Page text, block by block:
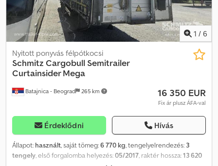
1 / 6
Batajnica - Beograd 265 km
Nyitott ponyvás félpótkocsi
Schmitz Cargobull Semitrailer
Curtainsider Mega
16 350 EUR
Fix ár plusz ÁFA-val
Érdeklődni Hívás
Állapot: használt, saját tömeg:6 770 kg, tengelyelrendezés: 3
tengely, első forgalomba helyezés:05/2017, raktér hossza:13 620